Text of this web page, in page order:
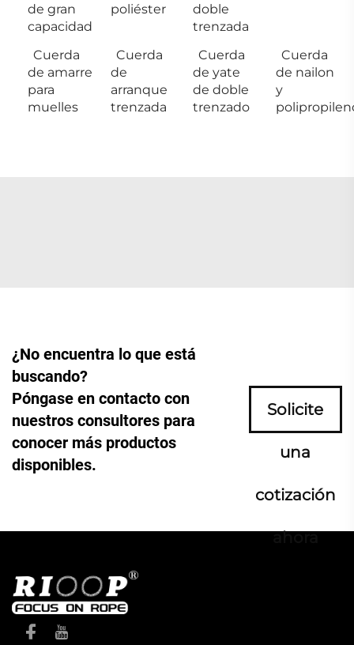
de gran
capacidad
poliéster
doble
trenzada
Cuerda
de amarre
para
muelles
Cuerda
de
arranque
trenzada
Cuerda
de yate
de doble
trenzado
Cuerda
de nailon
y
¿No encuentra lo que está
buscando?
Póngase en contacto con
nuestros consultores para
conocer más productos
disponibles.
Solicite
una
cotización
ahora